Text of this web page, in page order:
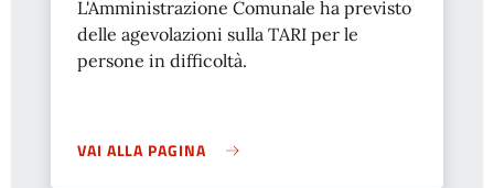
L'Amministrazione Comunale ha previsto
delle agevolazioni sulla TARI per le
persone in difficoltà.
VAI ALLA PAGINA